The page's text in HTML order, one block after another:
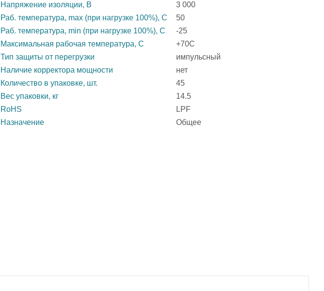
Напряжение изоляции, В
3 000
Раб. температура, max (при нагрузке 100%), C
50
Раб. температура, min (при нагрузке 100%), C
-25
Максимальная рабочая температура, C
+70C
Тип защиты от перегрузки
импульсный
Наличие корректора мощности
нет
Количество в упаковке, шт.
45
Вес упаковки, кг
14.5
RoHS
LPF
Назначение
Общее